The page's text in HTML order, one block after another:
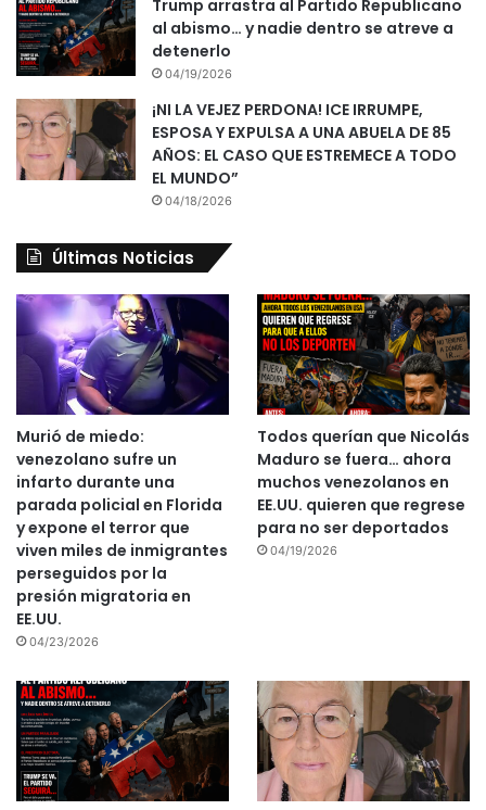
Trump arrastra al Partido Republicano
al abismo… y nadie dentro se atreve a
detenerlo
04/19/2026
¡NI LA VEJEZ PERDONA! ICE IRRUMPE,
ESPOSA Y EXPULSA A UNA ABUELA DE 85
AÑOS: EL CASO QUE ESTREMECE A TODO
EL MUNDO”
04/18/2026
Últimas Noticias
Murió de miedo:
venezolano sufre un
infarto durante una
parada policial en Florida
y expone el terror que
viven miles de inmigrantes
perseguidos por la
presión migratoria en
EE.UU.
04/23/2026
Todos querían que Nicolás
Maduro se fuera… ahora
muchos venezolanos en
EE.UU. quieren que regrese
para no ser deportados
04/19/2026